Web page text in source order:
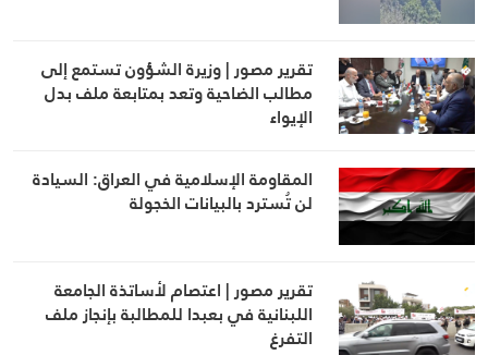
تقرير مصور | وزيرة الشؤون تستمع إلى
مطالب الضاحية وتعد بمتابعة ملف بدل
الإيواء
المقاومة الإسلامية في العراق: السيادة
لن تُسترد بالبيانات الخجولة
تقرير مصور | اعتصام لأساتذة الجامعة
اللبنانية في بعبدا للمطالبة بإنجاز ملف
التفرغ